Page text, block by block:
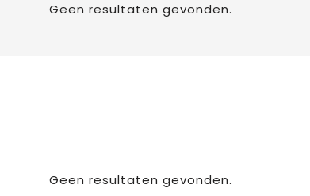
Geen resultaten gevonden.
Geen resultaten gevonden.